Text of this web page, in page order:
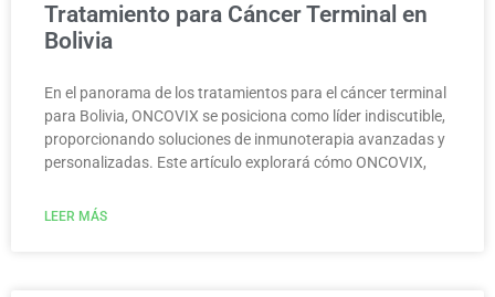
Tratamiento para Cáncer Terminal en
Bolivia
En el panorama de los tratamientos para el cáncer terminal
para Bolivia, ONCOVIX se posiciona como líder indiscutible,
proporcionando soluciones de inmunoterapia avanzadas y
personalizadas. Este artículo explorará cómo ONCOVIX,
LEER MÁS